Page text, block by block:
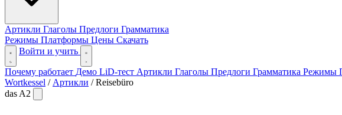
Артикли Глаголы Предлоги Грамматика
Режимы Платформы Цены Скачать
Войти и учить
Почему работает Демо LiD-тест Артикли Глаголы Предлоги Грамматика Режимы
Wortkessel / Артикли / Reisebüro
das A2